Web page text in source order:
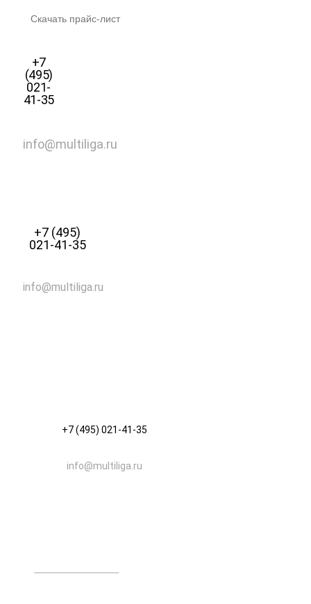
Скачать прайс-лист
+7
(495)
021-
41-35
info@multiliga.ru
+7 (495)
021-41-35
info@multiliga.ru
+7 (495) 021-41-35
info@multiliga.ru